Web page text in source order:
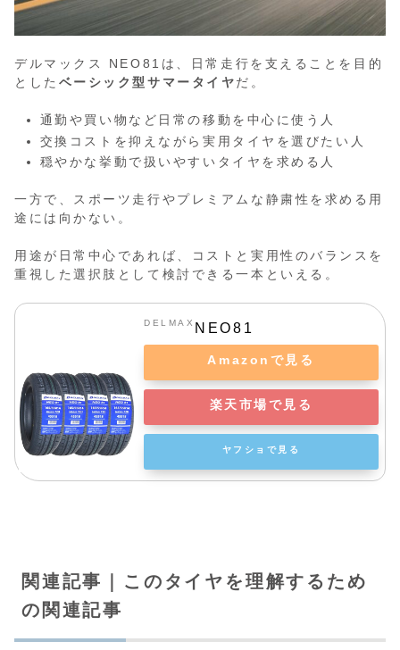
デルマックス NEO81は、日常走行を支えることを目的
とした ベーシック型サマータイヤだ。
通勤や買い物など日常の移動を中心に使う人
交換コストを抑えながら実用タイヤを選びたい人
穏やかな挙動で扱いやすいタイヤを求める人
一方で、スポーツ走行やプレミアムな静粛性を求める用
途には向かない。
用途が日常中心であれば、コストと実用性のバランスを
重視した選択肢として検討できる一本といえる。
DELMAX NEO81
Amazonで見る
楽天市場で見る
ヤフショで見る
関連記事｜このタイヤを理解するため
の関連記事